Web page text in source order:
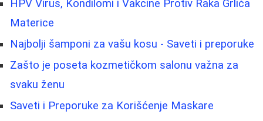
HPV Virus, Kondilomi i Vakcine Protiv Raka Grlića
Materice
Najbolji šamponi za vašu kosu - Saveti i preporuke
Zašto je poseta kozmetičkom salonu važna za
svaku ženu
Saveti i Preporuke za Korišćenje Maskare